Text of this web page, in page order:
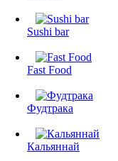
Sushi bar
Fast Food
Фудтрака
Кальяннай